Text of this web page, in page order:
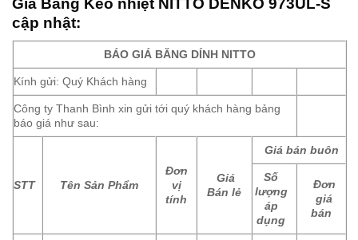
Giá Băng Keo nhiệt NITTO DENKO 973UL-S
cập nhật:
BÁO GIÁ BĂNG DÍNH NITTO
Kính gửi: Quý Khách hàng
Công ty Thanh Bình xin gửi tới quý khách hàng bảng
báo giá như sau:
STT Tên Sản Phẩm
Đơn
vị
tính
Giá
Bán lẻ
Giá bán buôn
Số
lượng
áp
dụng
Đơn
giá
bán